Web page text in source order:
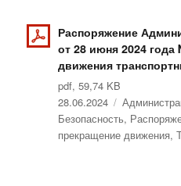
Распоряжение
от 28 июня 2024
движения
pdf, 59,74 KB
Опубликовано
28.06.2024 Рубрики
Безопасность,
прекращение движения,